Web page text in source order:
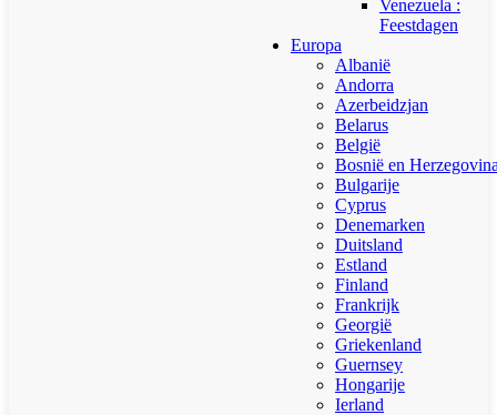
Venezuela :
Feestdagen
Europa
Albanië
Andorra
Azerbeidzjan
Belarus
België
Bosnië en
Bulgarije
Cyprus
Denemarken
Duitsland
Estland
Finland
Frankrijk
Georgië
Griekenland
Guernsey
Hongarije
Ierland